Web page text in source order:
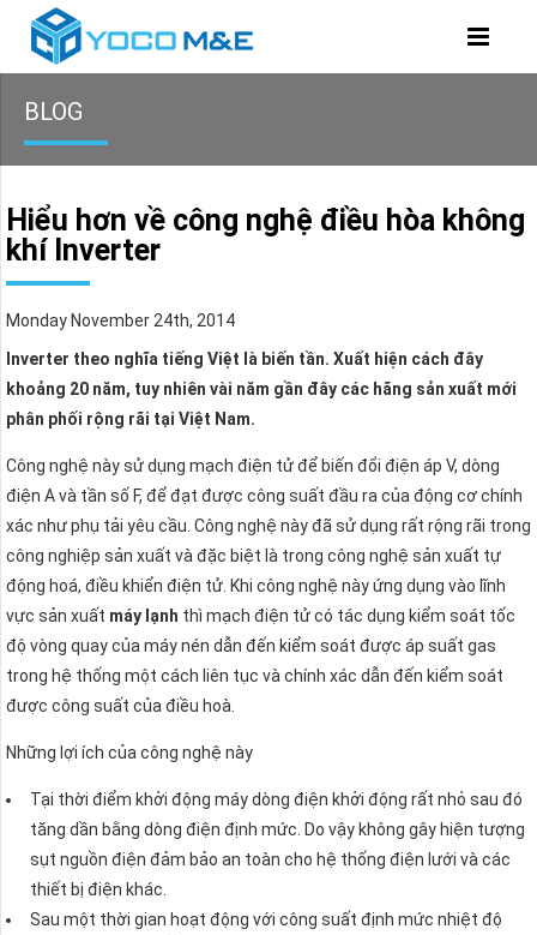
BLOG
Hiểu hơn về công nghệ điều hòa không
khí Inverter
Monday November 24th, 2014
Inverter theo nghĩa tiếng Việt là biến tần. Xuất hiện cách đây
khoảng 20 năm, tuy nhiên vài năm gần đây các hãng sản xuất mới
phân phối rộng rãi tại Việt Nam.
Công nghệ này sử dụng mạch điện tử để biến đổi điện áp V, dòng
điện A và tần số F, để đạt được công suất đầu ra của động cơ chính
xác như phụ tải yêu cầu. Công nghệ này đã sử dụng rất rộng rãi trong
công nghiệp sản xuất và đặc biệt là trong công nghệ sản xuất tự
động hoá, điều khiển điện tử. Khi công nghệ này ứng dụng vào lĩnh
vực sản xuất máy lạnh thì mạch điện tử có tác dụng kiểm soát tốc
độ vòng quay của máy nén dẫn đến kiểm soát được áp suất gas
trong hệ thống một cách liên tục và chính xác dẫn đến kiểm soát
được công suất của điều hoà.
Những lợi ích của công nghệ này
Tại thời điểm khởi động máy dòng điện khởi động rất nhỏ sau đó
tăng dần bằng dòng điện định mức. Do vậy không gây hiện tượng
sụt nguồn điện đảm bảo an toàn cho hệ thống điện lưới và các
thiết bị điện khác.
Sau một thời gian hoạt động với công suất định mức nhiệt độ